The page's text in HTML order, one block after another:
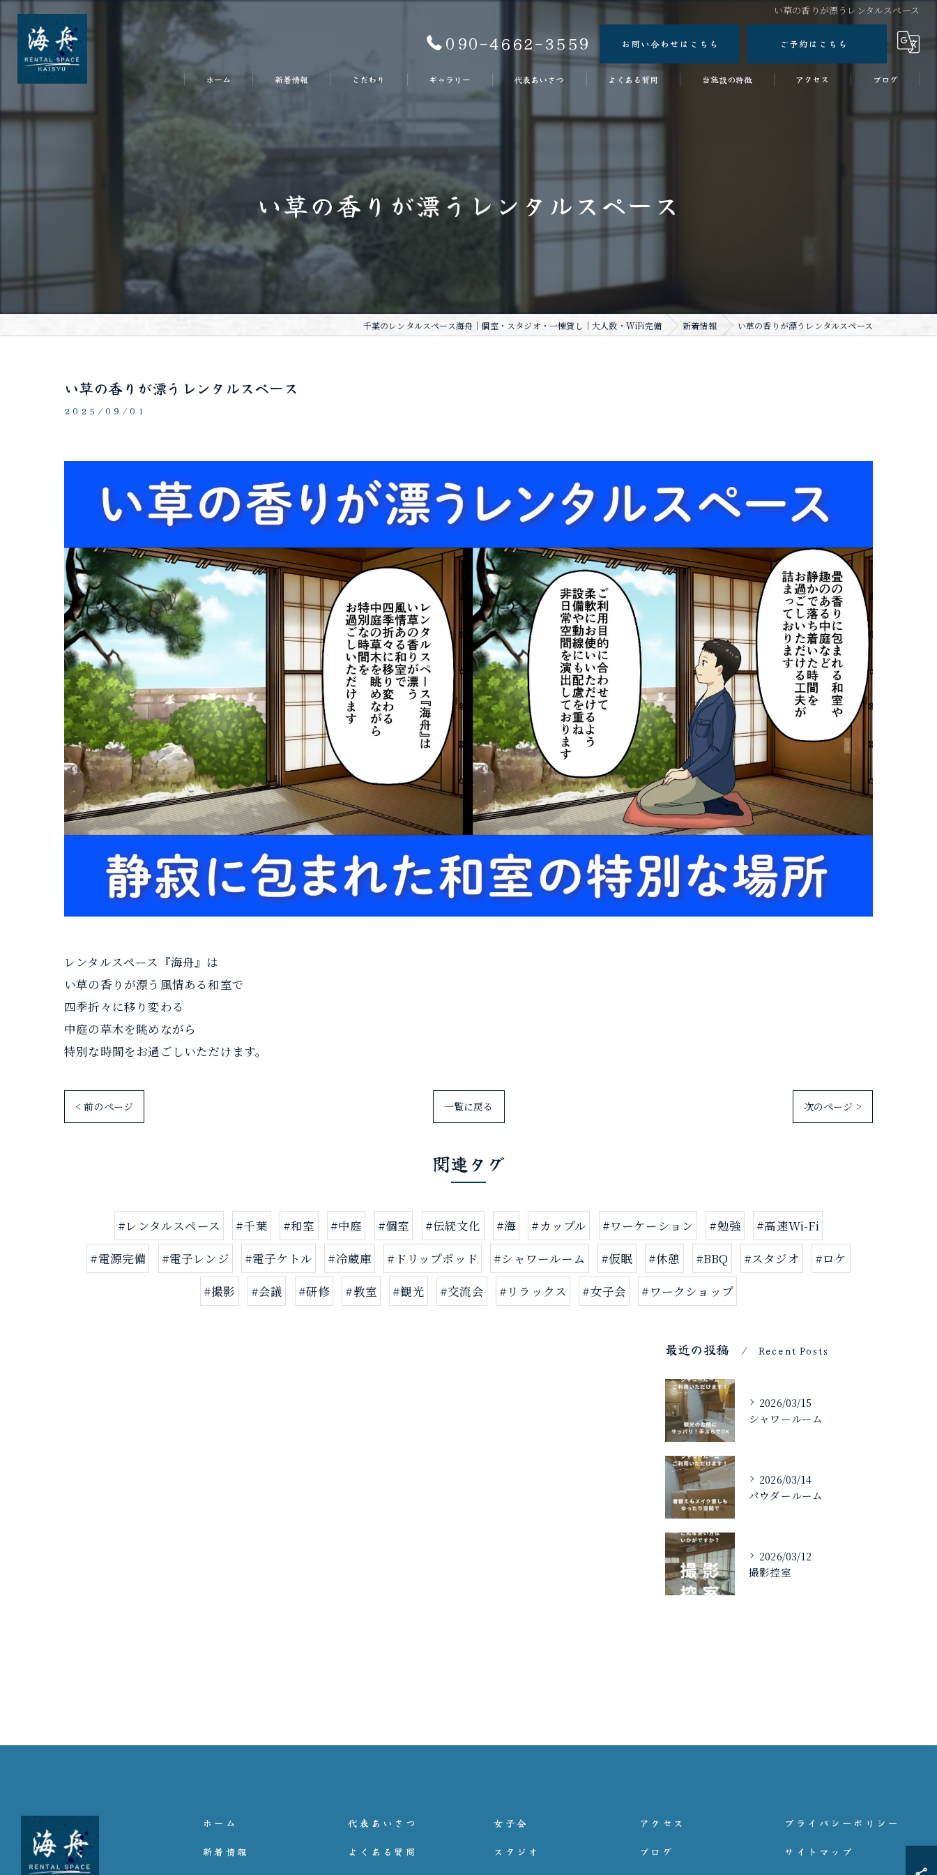
い草の香りが漂うレンタルスペース
090-4662-3559 お問い合わせはこちら ご予約はこちら
ホーム 新着情報 こだわり ギャラリー 代表あいさつ よくある質問 当施設の特徴 アクセス ブログ
コラム
い草の香りが漂うレンタルスペース
千葉のレンタルスペース海舟｜個室・スタジオ・一棟貸し｜大人数・WiFi完備 新着情報 い草の香りが漂うレンタルスペース
い草の香りが漂うレンタルスペース
2025/09/01
レンタルスペース『海舟』は
い草の香りが漂う風情ある和室で
四季折々に移り変わる
中庭の草木を眺めながら
特別な時間をお過ごしいただけます。
< 前のページ 一覧に戻る 次のページ >
関連タグ
#レンタルスペース #千葉 #和室 #中庭 #個室 #伝統文化 #海 #カップル #ワーケーション #勉強
#高速Wi-Fi
#電源完備
#電子レンジ #電子ケトル #冷蔵庫 #ドリップポッド #シャワールーム #仮眠 #休憩 #BBQ #スタジオ
#ロケ
#撮影
#会議 #研修 #教室 #観光 #交流会 #リラックス #女子会 #ワークショップ
最近の投稿 Recent Posts
2026/03/15
シャワールーム
2026/03/14
パウダールーム
2026/03/12
撮影控室
ホーム
新着情報
代表あいさつ
よくある質問
女子会
スタジオ
アクセス
ブログ
プライバシーポリシー
サイトマップ
ご予約はこちら